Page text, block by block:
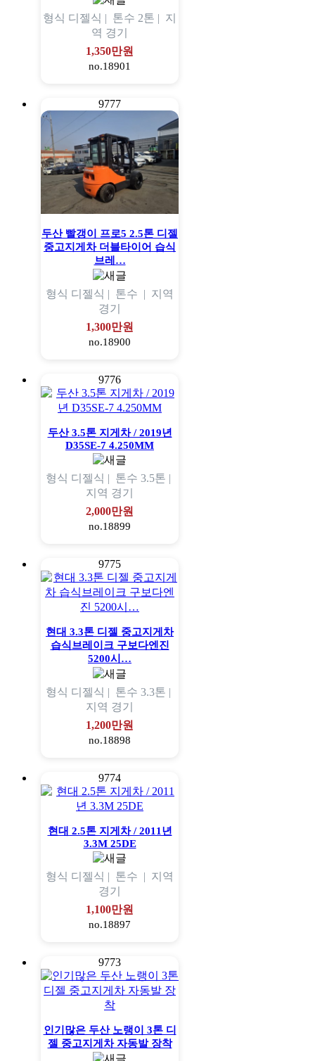
형식 디젤식 | 톤수 2톤 | 지
역 경기
1,350만원
no.18901
9777
두산 빨갱이 프로5 2.5톤 디젤
중고지게차 더블타이어 습식
브레…
형식 디젤식 | 톤수 | 지역
경기
1,300만원
no.18900
9776
두산 3.5톤 지게차 / 2019년
D35SE-7 4.250MM
형식 디젤식 | 톤수 3.5톤 |
지역 경기
2,000만원
no.18899
9775
현대 3.3톤 디젤 중고지게차
습식브레이크 구보다엔진
5200시…
형식 디젤식 | 톤수 3.3톤 |
지역 경기
1,200만원
no.18898
9774
현대 2.5톤 지게차 / 2011년
3.3M 25DE
형식 디젤식 | 톤수 | 지역
경기
1,100만원
no.18897
9773
인기많은 두산 노랭이 3톤 디
젤 중고지게차 자동발 장착